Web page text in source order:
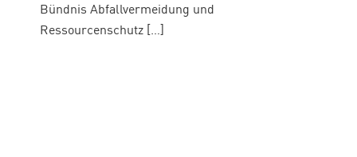
Bündnis Abfallvermeidung und
Ressourcenschutz […]